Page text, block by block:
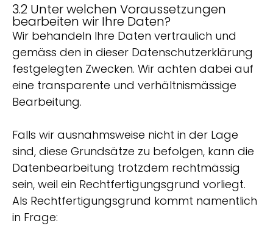
3.2 Unter welchen Voraussetzungen
bearbeiten wir Ihre Daten?
Wir behandeln Ihre Daten vertraulich und
gemäss den in dieser Datenschutzerklärung
festgelegten Zwecken. Wir achten dabei auf
eine transparente und verhältnismässige
Bearbeitung.
Falls wir ausnahmsweise nicht in der Lage
sind, diese Grundsätze zu befolgen, kann die
Datenbearbeitung trotzdem rechtmässig
sein, weil ein Rechtfertigungsgrund vorliegt.
Als Rechtfertigungsgrund kommt namentlich
in Frage: